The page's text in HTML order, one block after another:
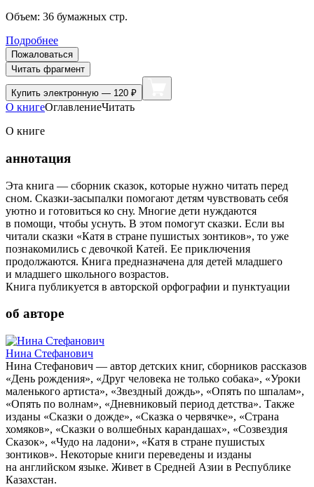
Объем: 36 бумажных стр.
Подробнее
Пожаловаться
Читать фрагмент
Купить электронную — 120 ₽
О книгеОглавлениеЧитать
О книге
аннотация
Эта книга — сборник сказок, которые нужно читать перед
сном. Сказки-засыпалки помогают детям чувствовать себя
уютно и готовиться ко сну. Многие дети нуждаются
в помощи, чтобы уснуть. В этом помогут сказки. Если вы
читали сказки «Катя в стране пушистых зонтиков», то уже
познакомились с девочкой Катей. Ее приключения
продолжаются. Книга предназначена для детей младшего
и младшего школьного возрастов.
Книга публикуется в авторской орфографии и пунктуации
об авторе
Нина Стефанович
Нина Стефанович — автор детских книг, сборников рассказов
«День рождения», «Друг человека не только собака», «Уроки
маленького артиста», «Звездный дождь», «Опять по шпалам»,
«Опять по волнам», «Дневниковый период детства». Также
изданы «Сказки о дожде», «Сказка о червячке», «Страна
хомяков», «Сказки о волшебных карандашах», «Созвездия
Сказок», «Чудо на ладони», «Катя в стране пушистых
зонтиков». Некоторые книги переведены и изданы
на английском языке. Живет в Средней Азии в Республике
Казахстан.